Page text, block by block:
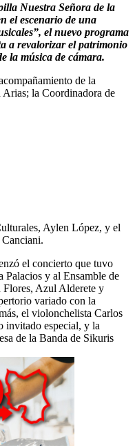
Nuestra Señora de la
el escenario de una
el nuevo programa
a revalorizar el patrimonio
la música de cámara.
de la
la Coordinadora de
Aylen López, y el
el concierto que tuvo
Palacios y al Ensamble de
Flores, Azul Alderete y
variado con la
el violonchelista Carlos
invitado especial, y la
de la Banda de Sikuris